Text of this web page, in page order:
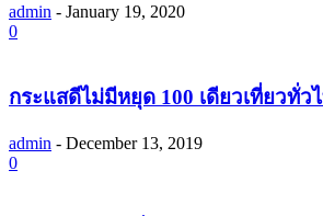
admin - January 19, 2020
0
กระแสดีไม่มีหยุด 100 เดียวเที่ยวทั่
admin - December 13, 2019
0